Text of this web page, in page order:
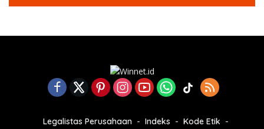
Legalistas Perusahaan Indeks
Kode Etik